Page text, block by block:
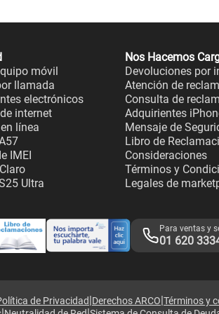
móvil
llamada
electrónicos
internet
línea
IMEI
Ultra
Nos Hacemos
Devoluciones por
Atención de
Consulta de
Adquirientes
Mensaje de
Libro de
Consideraciones
Términos y
Legales de
Para ventas y
01 620
de Privacidad|Derechos ARCO|Términos y